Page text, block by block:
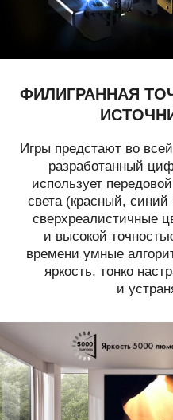
ФИЛИГРАННАЯ
Игры предстают во
разработанный
использует
света (красный,
сверхреалистичные
и высокой
времени умные
яркость, тонко
и